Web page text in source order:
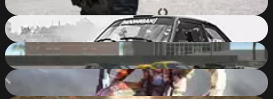
90
Xtreme Drift 2 Online
90%
Evo-F5
90%
Super Crime Steel War Hero Iron Flying Mech Robot
90